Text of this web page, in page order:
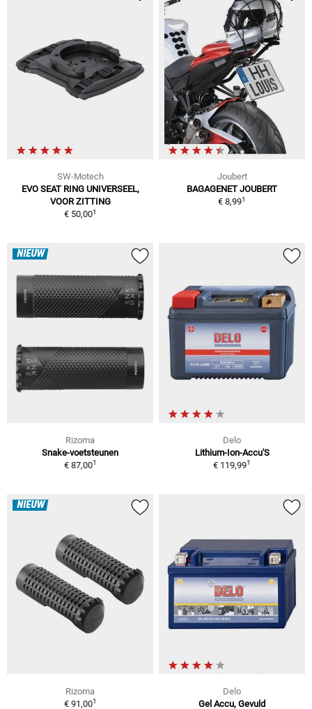
SW-Motech
EVO SEAT RING UNIVERSEEL,
VOOR ZITTING
€ 50,001
Joubert
BAGAGENET JOUBERT
€ 8,991
NIEUW
Rizoma
Snake-voetsteunen
€ 87,001
Delo
Lithium-Ion-Accu'S
€ 119,991
NIEUW
Rizoma
€ 91,001
Delo
Gel Accu, Gevuld